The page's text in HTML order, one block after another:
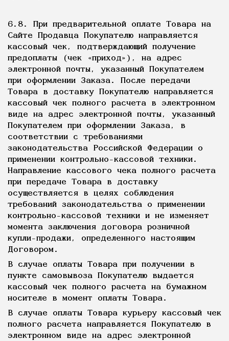
6.8. При предварительной оплате Товара на
Сайте Продавца Покупателю направляется
кассовый чек, подтверждающий получение
предоплаты (чек «приход»), на адрес
электронной почты, указанный Покупателем
при оформлении Заказа. После передачи
Товара в доставку Покупателю направляется
кассовый чек полного расчета в электронном
виде на адрес электронной почты, указанный
Покупателем при оформлении Заказа, в
соответствии с требованиями
законодательства Российской Федерации о
применении контрольно-кассовой техники.
Направление кассового чека полного расчета
при передаче Товара в доставку
осуществляется в целях соблюдения
требований законодательства о применении
контрольно-кассовой техники и не изменяет
момента заключения договора розничной
купли-продажи, определенного настоящим
Договором.
В случае оплаты Товара при получении в
пункте самовывоза Покупателю выдается
кассовый чек полного расчета на бумажном
носителе в момент оплаты Товара.
В случае оплаты Товара курьеру кассовый чек
полного расчета направляется Покупателю в
электронном виде на адрес электронной